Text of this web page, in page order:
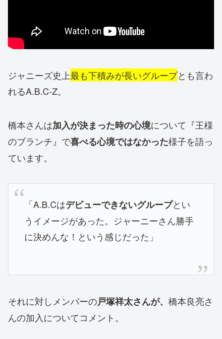
ジャニーズ史上最も下積みが長いグループとも言わ
れるA.B.C-Z。
橋本さんは加入が決まった時の心境について『王様
のブランチ』で喜べる心境ではなかった様子を語っ
ています。
「A.B.Cはデビューできないグループとい
うイメージがあった。ジャーニーさん勝手
に決めんな！という感じだった」
それに対しメンバーの戸塚祥太さんが、 橋本良亮さ
んの加入についてコメント。